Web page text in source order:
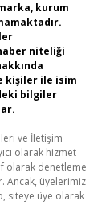
kurum
niteliği
kişiler ile isim
bilgiler
ve İletişim
olarak hizmet
olarak denetleme
Ancak, üyelerimiz
siteye üye olarak